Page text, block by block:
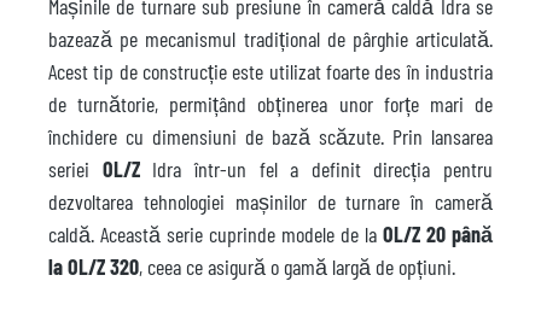
Mașinile de turnare sub presiune în cameră caldă Idra se
bazează pe mecanismul tradițional de pârghie articulată.
Acest tip de construcție este utilizat foarte des în industria
de turnătorie, permițând obținerea unor forțe mari de
închidere cu dimensiuni de bază scăzute. Prin lansarea
seriei OL/ZIdra într-un fel a definit direcția pentru
dezvoltarea tehnologiei mașinilor de turnare în cameră
caldă. Această serie cuprinde modele de la OL/Z 20 până
la OL/Z 320, ceea ce asigură o gamă largă de opțiuni.